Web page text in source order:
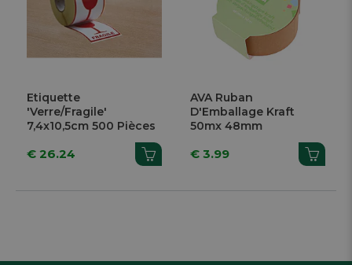
Etiquette
'Verre/Fragile'
7,4x10,5cm 500 Pièces
€ 26.24
AVA Ruban
D'Emballage Kraft
50mx 48mm
€ 3.99